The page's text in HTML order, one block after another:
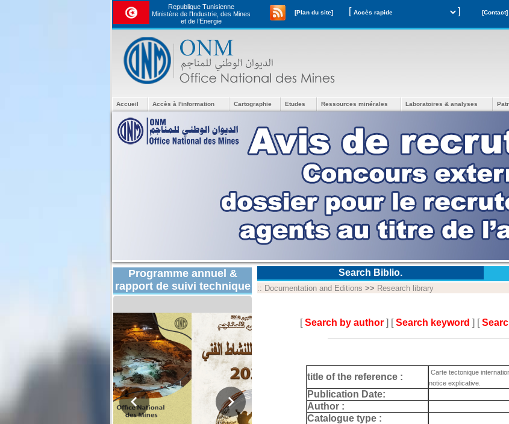
Republique Tunisienne
Ministère de l'Industrie, des Mines
et de l’Energie
[Plan du site] [ ] [Contact]
Accueil Accès à l'information Cartographie Etudes Ressources minérales Laboratoires & analyses
Programme annuel &
rapport de suivi technique
Search Biblio.
:: Documentation and Editions >> Research library
[Search by author ] [Search keyword ] [
title of the reference :
Carte tectonique
notice explicative.
Publication Date:
Author :
Catalogue type :